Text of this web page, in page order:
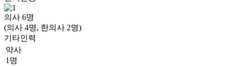
의사 6명
(의사 4명, 한의사 2명)
기타인력
약사
1명